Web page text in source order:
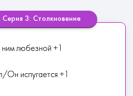
Серия 3: Столкновение
ним любезной +1
Он испугается +1